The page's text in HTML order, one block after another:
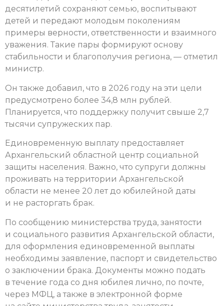
десятилетий сохраняют семью, воспитывают
детей и передают молодым поколениям
примеры верности, ответственности и взаимного
уважения. Такие пары формируют основу
стабильности и благополучия региона, — отметил
министр.
Он также добавил, что в 2026 году на эти цели
предусмотрено более 34,8 млн рублей.
Планируется, что поддержку получит свыше 2,7
тысячи супружеских пар.
Единовременную выплату предоставляет
Архангельский областной центр социальной
защиты населения. Важно, что супруги должны
проживать на территории Архангельской
области не менее 20 лет до юбилейной даты
и не расторгать брак.
По сообщению министерства труда, занятости
и социального развития Архангельской области,
для оформления единовременной выплаты
необходимы заявление, паспорт и свидетельство
о заключении брака. Документы можно подать
в течение года со дня юбилея лично, по почте,
через МФЦ, а также в электронной форме